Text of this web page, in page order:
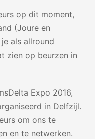
op dit moment,
(Joure en
als allround
zien op beurzen in
Expo 2016,
in Delfzijl.
om ons te
en te netwerken.